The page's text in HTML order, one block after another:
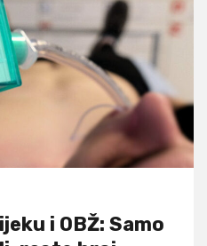
i OBŽ: Samo